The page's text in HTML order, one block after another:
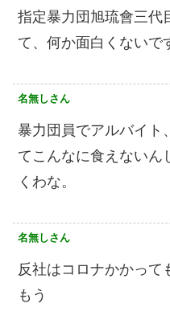
指定暴力団旭琉會三代
て、何か面白くないで
名無しさん
暴力団員でアルバイ
てこんなに食えないん
くわな。
名無しさん
反社はコロナかかって
もう